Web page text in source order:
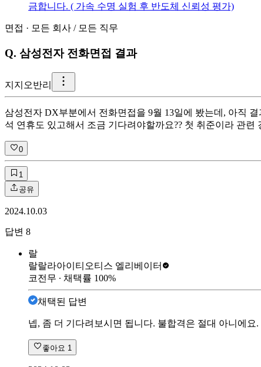
금합니다. ( 가속 수명 실험 후 반도체 신뢰성 평가)
면접 · 모든 회사 / 모든 직무
Q. 삼성전자 전화면접 결과
지 지오반리
삼성전자 DX부분에서 전화면접을 9월 13일에 봤는데, 아직
석 연휴도 있고해서 조금 기다려야할까요?? 첫 취준이라 관련
0
1
공유
2024.10.03
답변 8
랄
랄랄라아이티 오티스 엘리베이터
코전무 ∙ 채택률 100%
채택된 답변
넵, 좀 더 기다려보시면 됩니다. 불합격은 절대 아니에
좋아요 1